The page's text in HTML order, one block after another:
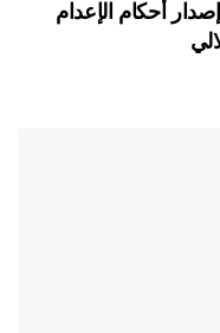
الشهري – يوليو/تموز 2026: إصدار أحكام الإعدام